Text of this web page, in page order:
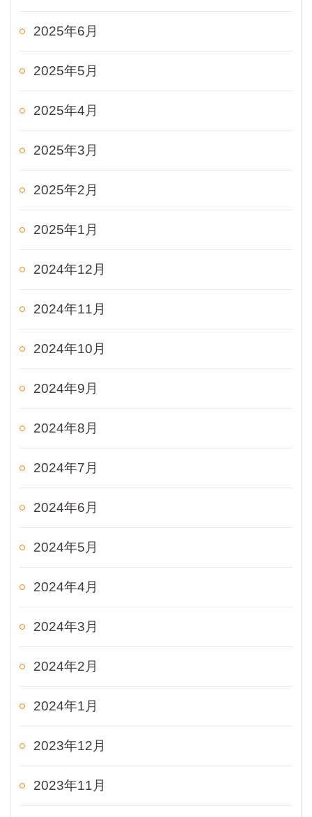
2025年6月
2025年5月
2025年4月
2025年3月
2025年2月
2025年1月
2024年12月
2024年11月
2024年10月
2024年9月
2024年8月
2024年7月
2024年6月
2024年5月
2024年4月
2024年3月
2024年2月
2024年1月
2023年12月
2023年11月